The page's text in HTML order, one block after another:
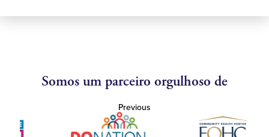
Somos um parceiro orgulhoso de
Previous